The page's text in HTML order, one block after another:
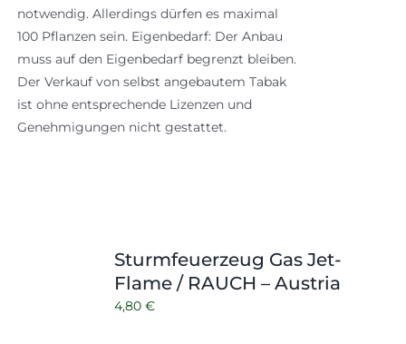
notwendig. Allerdings dürfen es maximal
100 Pflanzen sein. Eigenbedarf: Der Anbau
muss auf den Eigenbedarf begrenzt bleiben.
Der Verkauf von selbst angebautem Tabak
ist ohne entsprechende Lizenzen und
Genehmigungen nicht gestattet.
Sturmfeuerzeug Gas Jet-
Flame / RAUCH – Austria
4,80 €